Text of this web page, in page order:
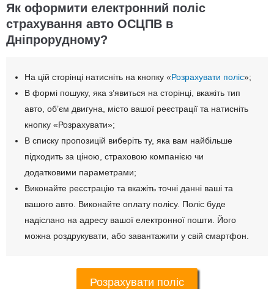
Як оформити електронний поліс
страхування авто ОСЦПВ в
Дніпрорудному?
На цій сторінці натисніть на кнопку «Розрахувати поліс»;
В формі пошуку, яка з’явиться на сторінці, вкажіть тип
авто, об’єм двигуна, місто вашої реєстрації та натисніть
кнопку «Розрахувати»;
В списку пропозицій виберіть ту, яка вам найбільше
підходить за ціною, страховою компанією чи
додатковими параметрами;
Виконайте реєстрацію та вкажіть точні данні ваші та
вашого авто. Виконайте оплату полісу. Поліс буде
надіслано на адресу вашої електронної пошти. Його
можна роздрукувати, або завантажити у свій смартфон.
Розрахувати поліс